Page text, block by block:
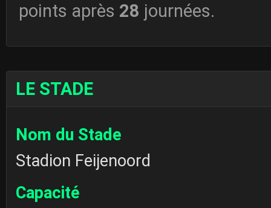
points après 28 journées.
LE STADE
Nom du Stade
Stadion Feijenoord
Capacité